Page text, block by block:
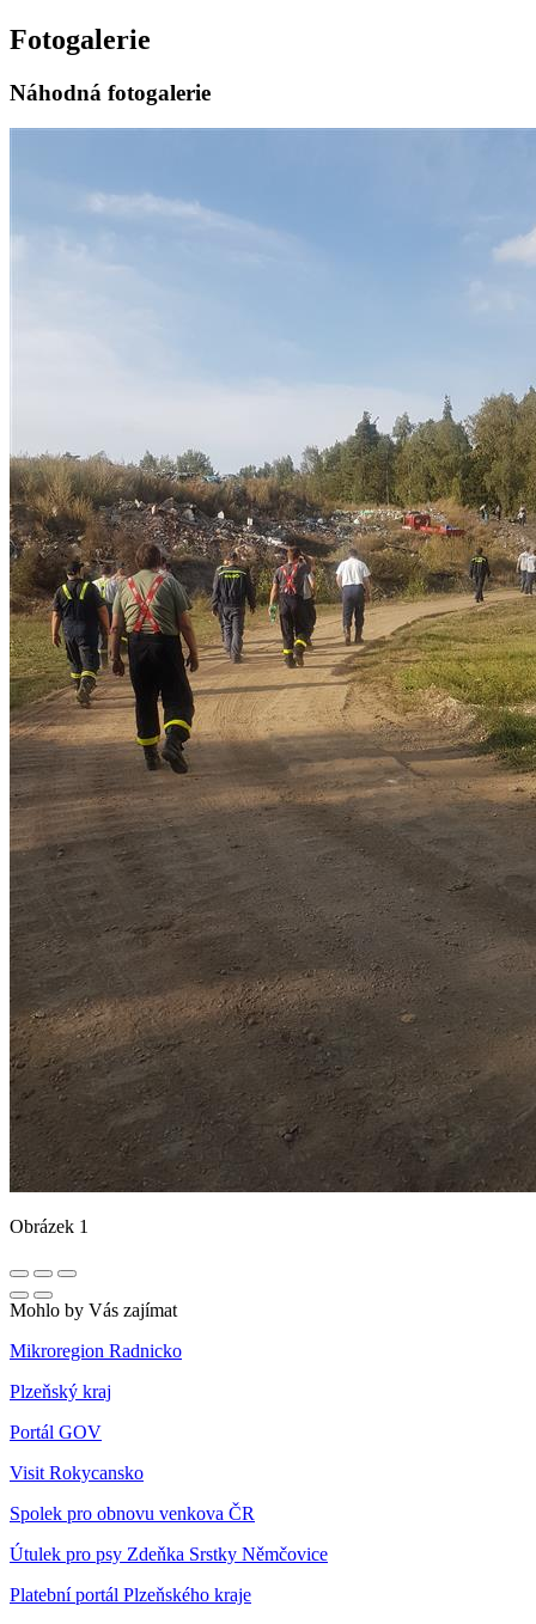
Fotogalerie
Náhodná fotogalerie
Obrázek 1
Mohlo by Vás zajímat
Mikroregion Radnicko
Plzeňský kraj
Portál GOV
Visit Rokycansko
Spolek pro obnovu venkova ČR
Útulek pro psy Zdeňka Srstky Němčovice
Platební portál Plzeňského kraje